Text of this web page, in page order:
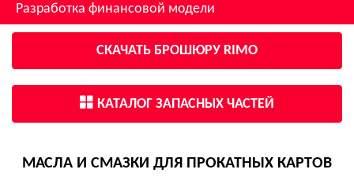
Разработка финансовой модели
СКАЧАТЬ БРОШЮРУ RIMO
КАТАЛОГ ЗАПАСНЫХ ЧАСТЕЙ
МАСЛА И СМАЗКИ ДЛЯ ПРОКАТНЫХ КАРТОВ